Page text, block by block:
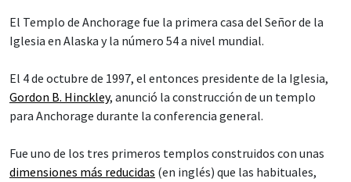
El Templo de Anchorage fue la primera casa del Señor de la
Iglesia en Alaska y la número 54 a nivel mundial.
El 4 de octubre de 1997, el entonces presidente de la Iglesia,
Gordon B. Hinckley, anunció la construcción de un templo
para Anchorage durante la conferencia general.
Fue uno de los tres primeros templos construidos con unas
dimensiones más reducidas (en inglés) que las habituales,